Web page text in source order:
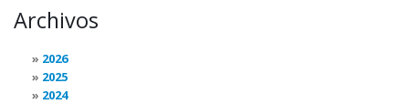
Archivos
2026
2025
2024